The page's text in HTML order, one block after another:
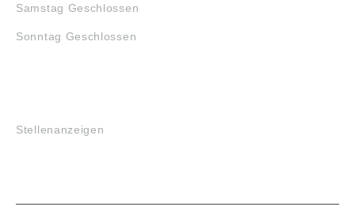
Samstag Geschlossen
Sonntag Geschlossen
Stellenanzeigen